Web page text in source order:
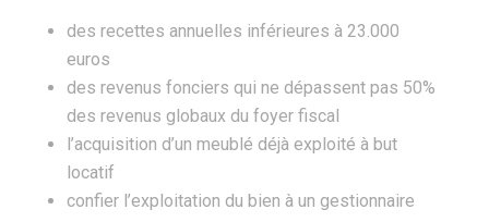
des recettes annuelles inférieures à 23.000
euros
des revenus fonciers qui ne dépassent pas 50%
des revenus globaux du foyer fiscal
l’acquisition d’un meublé déjà exploité à but
locatif
confier l’exploitation du bien à un gestionnaire